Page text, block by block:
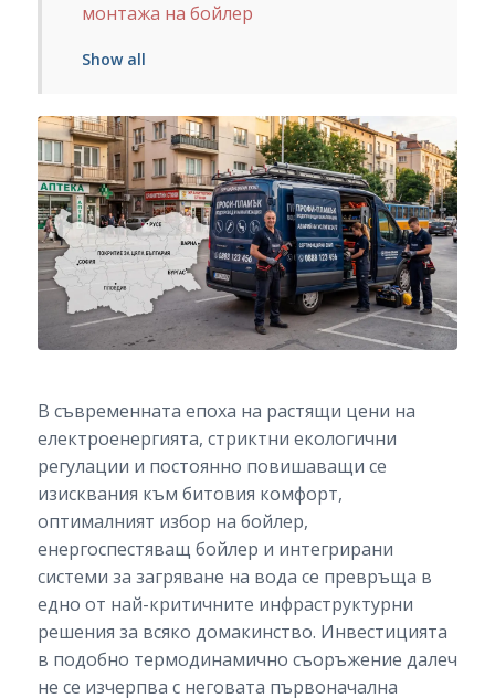
монтажа на бойлер
Show all
В съвременната епоха на растящи цени на
електроенергията, стриктни екологични
регулации и постоянно повишаващи се
изисквания към битовия комфорт,
оптималният избор на бойлер,
енергоспестяващ бойлер и интегрирани
системи за загряване на вода се превръща в
едно от най-критичните инфраструктурни
решения за всяко домакинство. Инвестицията
в подобно термодинамично съоръжение далеч
не се изчерпва с неговата първоначална